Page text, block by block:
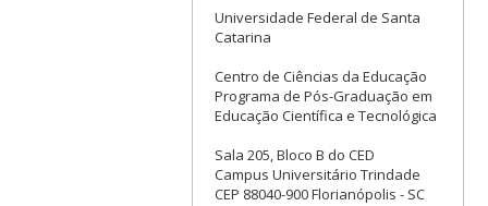
Universidade Federal de Santa
Catarina
Centro de Ciências da Educação
Programa de Pós-Graduação em
Educação Científica e Tecnológica
Sala 205, Bloco B do CED
Campus Universitário Trindade
CEP 88040-900 Florianópolis - SC